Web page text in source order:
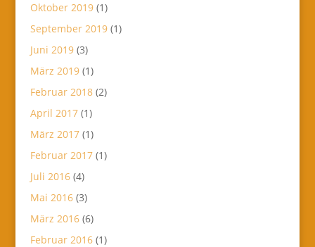
Oktober 2019(1)
September 2019(1)
Juni 2019(3)
März 2019(1)
Februar 2018(2)
April 2017(1)
März 2017(1)
Februar 2017(1)
Juli 2016(4)
Mai 2016(3)
März 2016(6)
Februar 2016(1)